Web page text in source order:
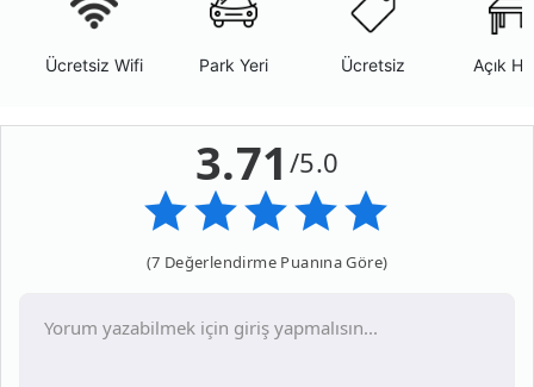
Ücretsiz Wifi Park Yeri Ücretsiz Açık
3.71 /5.0
(7 Değerlendirme Puanına Göre)